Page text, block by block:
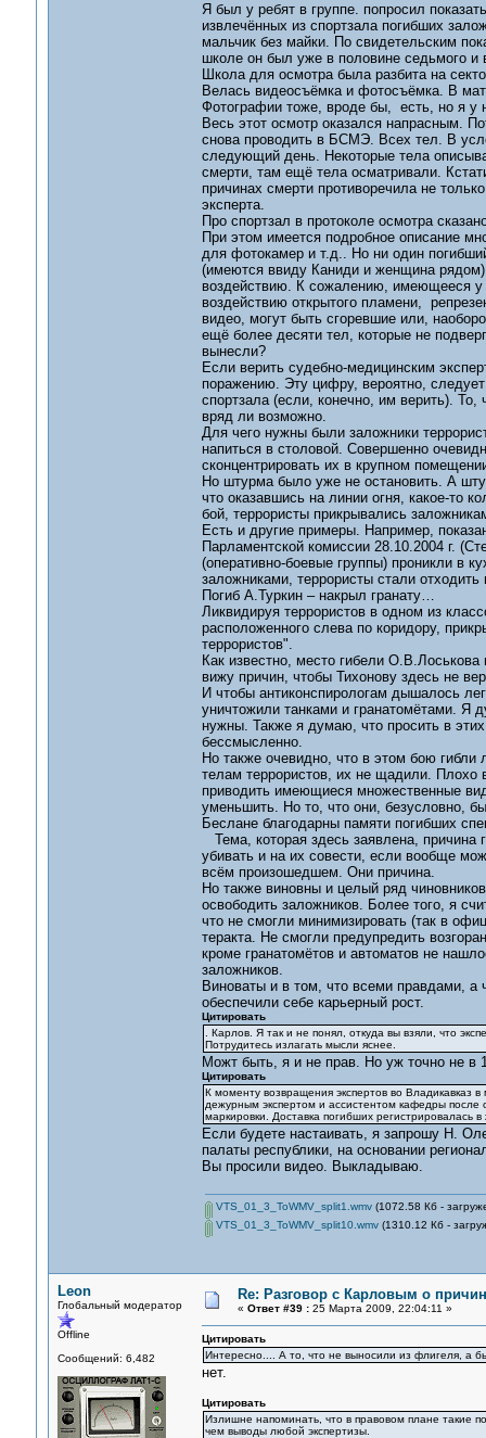
Я был у ребят в группе. попросил
извлечённых из спортзала погибших
мальчик без майки. По свидетельским
школе он был уже в половине седьмого и
Школа для осмотра была разбита на
Велась видеосъёмка и фотосъёмка. В
Фотографии тоже, вроде бы, есть, но я у
Весь этот осмотр оказался напрасным.
снова проводить в БСМЭ. Всех тел. В
следующий день. Некоторые тела
смерти, там ещё тела осматривали.
причинах смерти противоречила не
эксперта.
Про спортзал в протоколе осмотра
При этом имеется подробное описание
для фотокамер и т.д.. Но ни один
(имеются ввиду Каниди и женщина
воздействию. К сожалению, имеющееся у
воздействию открытого пламени,
видео, могут быть сгоревшие или,
ещё более десяти тел, которые не
вынесли?
Если верить судебно-медицинским
поражению. Эту цифру, вероятно,
спортзала (если, конечно, им верить). То,
вряд ли возможно.
Для чего нужны были заложники
напиться в столовой. Совершенно
сконцентрировать их в крупном
Но штурма было уже не остановить. А
что оказавшись на линии огня, какое-то
бой, террористы прикрывались
Есть и другие примеры. Например,
Парламентской комиссии 28.10.2004 г.
(оперативно-боевые группы) проникли в
заложниками, террористы стали
Погиб А.Туркин – накрыл гранату…
Ликвидируя террористов в одном из
расположенного слева по коридору,
террористов".
Как известно, место гибели
вижу причин, чтобы Тихонову здесь не
И чтобы антиконспирологам дышалось
уничтожили танками и гранатомётами. Я
нужны. Также я думаю, что просить в
бессмысленно.
Но также очевидно, что в этом бою
телам террористов, их не щадили. Плохо
приводить имеющиеся множественные
уменьшить. Но то, что они, безусловно,
Беслане благодарны памяти погибших
Тема, которая здесь заявлена,
убивать и на их совести, если вообще
всём произошедшем. Они причина.
Но также виновны и целый ряд
освободить заложников. Более того, я
что не смогли минимизировать (так в
теракта. Не смогли предупредить
кроме гранатомётов и автоматов не
заложников.
Виноваты и в том, что всеми правдами,
обеспечили себе карьерный рост.
Цитировать
. Карлов. Я так и не понял, откуда вы взяли, что
Потрудитесь излагать мысли яснее.
Можт быть, я и не прав. Но уж точно не в
Цитировать
К моменту возвращения экспертов во
дежурным экспертом и ассистентом кафедры после
маркировки. Доставка погибших регистрировалась
Если будете настаивать, я запрошу Н.
палаты республики, на основании
Вы просили видео. Выкладываю.
VTS_01_3_ToWMV_split1.wmv(1072.58 Кб -
VTS_01_3_ToWMV_split10.wmv(1310.12 Кб -
Leon
Глобальный модератор
Offline
Сообщений: 6,482
Re: Разговор с Карловым о
« Ответ #39 :25 Марта 2009, 22:04:11 »
Цитировать
Интересно.... А то, что не выносили из флигеля, а
нет.
Цитировать
Излишне напоминать, что в правовом плане такие
чем выводы любой экспертизы.